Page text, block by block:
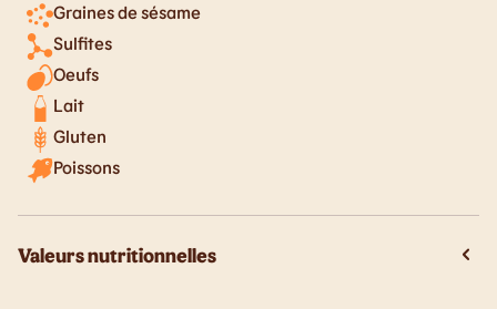
Graines de sésame
Sulfites
Oeufs
Lait
Gluten
Poissons
Valeurs nutritionnelles